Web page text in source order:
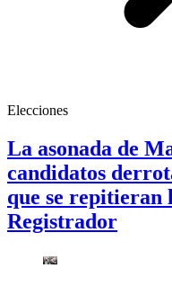
Elecciones
La asonada de
candidatos
que se repitieran
Registrador